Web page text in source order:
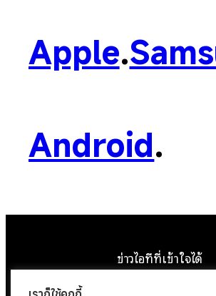
Apple.
Android.
ข่าวไอทีที่เข้าใจได้